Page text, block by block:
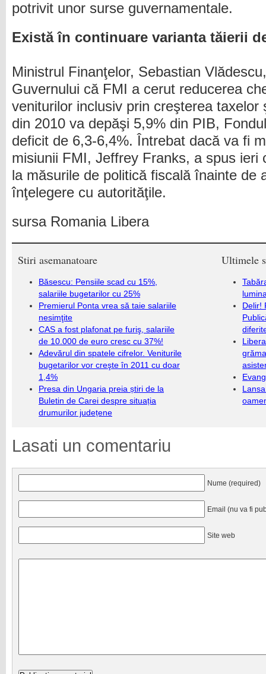
potrivit unor surse guvernamentale.
Există în continuare varianta tăierii
Ministrul Finanţelor, Sebastian
Guvernului că FMI a cerut reducerea
veniturilor inclusiv prin creşterea taxelor
din 2010 va depăşi 5,9% din PIB,
deficit de 6,3-6,4%. Întrebat dacă va fi
misiunii FMI, Jeffrey Franks, a spus ieri
la măsurile de politică fiscală înainte de
înţelegere cu autorităţile.
sursa Romania Libera
Stiri asemanatoare
Băsescu: Pensiile scad cu 15%,
salariile bugetarilor cu 25%
Premierul Ponta vrea să taie salariile
nesimţite
CAS a fost plafonat pe furiş, salariile
de 10.000 de euro cresc cu 37%!
Adevărul din spatele cifrelor. Veniturile
bugetarilor vor creşte în 2011 cu doar
1,4%
Presa din Ungaria preia știri de la
Buletin de Carei despre situația
drumurilor județene
Ultimele
Delir!
Lasati un comentariu
Nume (required)
Email (nu va fi
Site web